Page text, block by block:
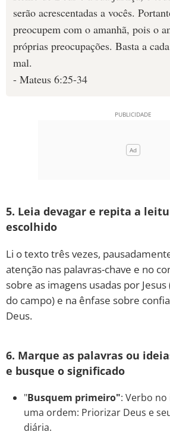
serão acrescentadas a vocês.
preocupem com o amanhã, pois o
próprias preocupações. Basta a
mal.
- Mateus 6:25-34
5. Leia devagar e repita a
escolhido
Li o texto três vezes,
atenção nas palavras-chave e no
sobre as imagens usadas por
do campo) e na ênfase sobre
Deus.
6. Marque as palavras ou
e busque o significado
"Busquem primeiro": Verbo
uma ordem: Priorizar Deus e
diária.